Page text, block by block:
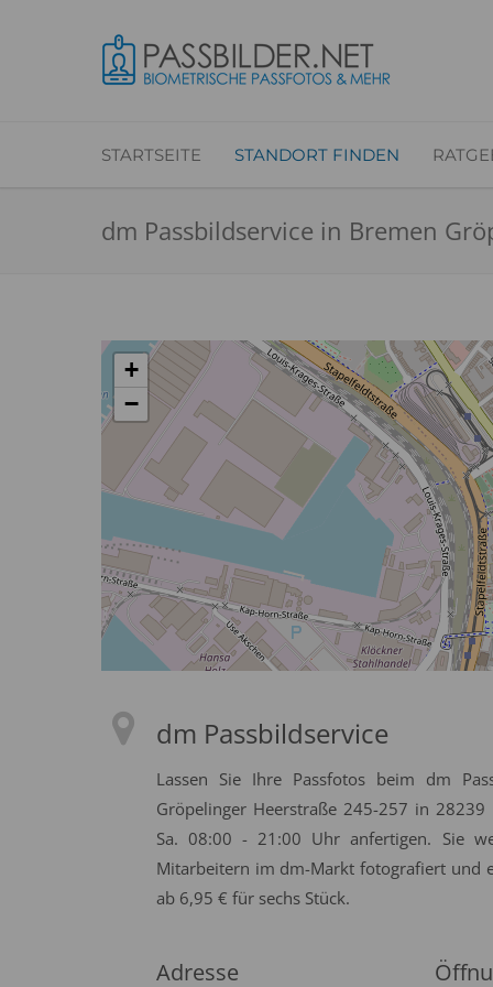
STARTSEITE STANDORT FINDEN
dm Passbildservice in Bremen
+
−
dm Passbildservice
Lassen Sie Ihre Passfotos beim dm
Gröpelinger Heerstraße 245-257 in
Sa. 08:00 - 21:00 Uhr anfertigen. Sie
Mitarbeitern im dm-Markt fotografiert und
ab 6,95 € für sechs Stück.
Adresse